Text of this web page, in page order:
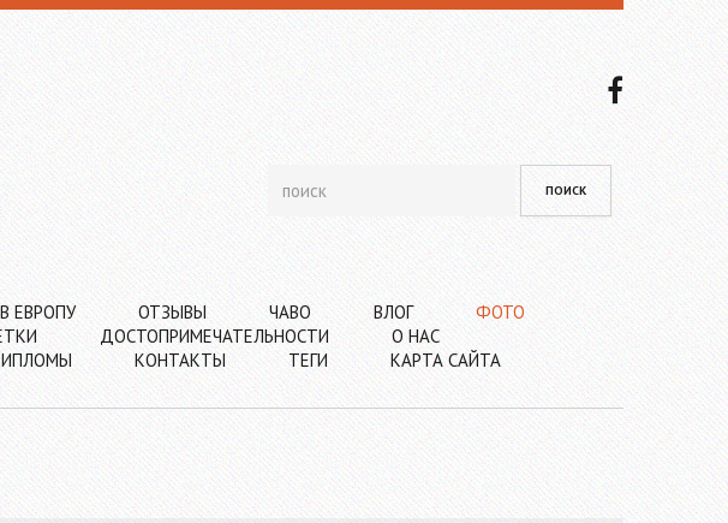
ЕВРОПУ ОТЗЫВЫ ЧАВО ВЛОГ
ФОТО
ДОСТОПРИМЕЧАТЕЛЬНОСТИ
О НАС
КОНТАКТЫ ТЕГИ КАРТА САЙТА